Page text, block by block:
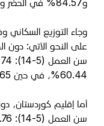
و84.57% في الحضر و15.43% في الريف بإقليم كوردستان.
وجاء التوزيع
60.44%، في حين 65 سنة فأكثر جاء بواقع: 3.66%.